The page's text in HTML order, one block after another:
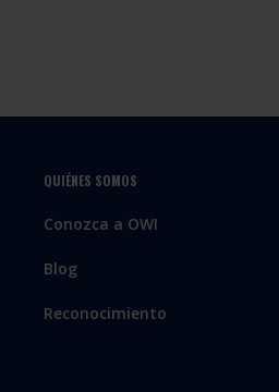
QUIÉNES SOMOS
Conozca a OWI
Blog
Reconocimiento